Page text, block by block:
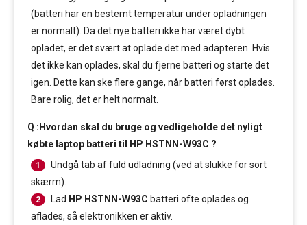
(batteri har en bestemt temperatur under opladningen
er normalt). Da det nye batteri ikke har været dybt
opladet, er det svært at oplade det med adapteren. Hvis
det ikke kan oplades, skal du fjerne batteri og starte det
igen. Dette kan ske flere gange, når batteri først oplades.
Bare rolig, det er helt normalt.
Q :Hvordan skal du bruge og vedligeholde det nyligt
købte laptop batteri til HP HSTNN-W93C ?
1
Undgå tab af fuld udladning (ved at slukke for sort
skærm).
2 Lad HP HSTNN-W93C batteri ofte oplades og
aflades, så elektronikken er aktiv.